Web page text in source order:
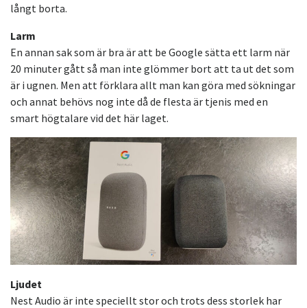
långt borta.
Larm
En annan sak som är bra är att be Google sätta ett larm när
20 minuter gått så man inte glömmer bort att ta ut det som
är i ugnen. Men att förklara allt man kan göra med sökningar
och annat behövs nog inte då de flesta är tjenis med en
smart högtalare vid det här laget.
Ljudet
Nest Audio är inte speciellt stor och trots dess storlek har